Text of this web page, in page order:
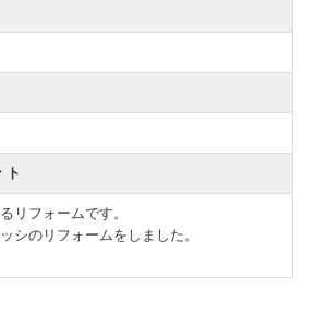
ト
リフォームです。
シのリフォームをしました。